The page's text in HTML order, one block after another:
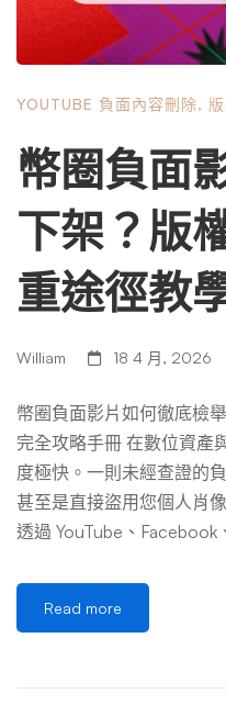
鍵認知：YouTube 不是
著，YouTube 的工作不是
1.1 社群規範（Community
舉，但在 YouTube 的普通
這個獨立選項。 關鍵瓶頸
質」、「公司財務狀況」
如：「這家公司賣的是假
uTube 的審查員通常不會
標準回覆是：「這屬於觀
律上的「誹謗」要件。根
權行為規定，構成誹謗需
務部門審查下架要求的參
明 對應的 YouTube 言論範
YOUTUBE 負面內容刪除,
幣圈負面
下架？版
重途徑教
William 18 4 月, 2026
幣圈負面影片如何徹底檢
完全攻略手冊 在數位資產
度極快。一則未經查證的
甚至是直接盜用您個人肖
透過 YouTube、Facebook
易者而言，這不只是名譽
售、資金抽離或法律糾紛
Read more